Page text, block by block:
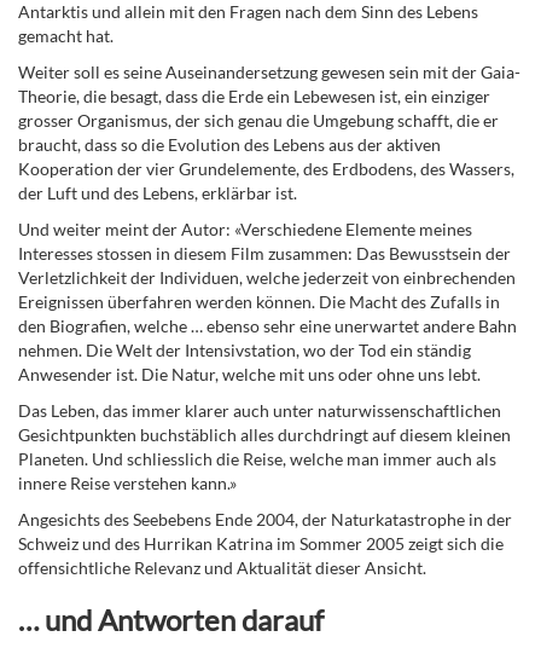
Antarktis und allein mit den Fragen nach dem Sinn des Lebens
gemacht hat.
Weiter soll es seine Auseinandersetzung gewesen sein mit der Gaia-
Theorie, die besagt, dass die Erde ein Lebewesen ist, ein einziger
grosser Organismus, der sich genau die Umgebung schafft, die er
braucht, dass so die Evolution des Lebens aus der aktiven
Kooperation der vier Grundelemente, des Erdbodens, des Wassers,
der Luft und des Lebens, erklärbar ist.
Und weiter meint der Autor: «Verschiedene Elemente meines
Interesses stossen in diesem Film zusammen: Das Bewusstsein der
Verletzlichkeit der Individuen, welche jederzeit von einbrechenden
Ereignissen überfahren werden können. Die Macht des Zufalls in
den Biografien, welche … ebenso sehr eine unerwartet andere Bahn
nehmen. Die Welt der Intensivstation, wo der Tod ein ständig
Anwesender ist. Die Natur, welche mit uns oder ohne uns lebt.
Das Leben, das immer klarer auch unter naturwissenschaftlichen
Gesichtpunkten buchstäblich alles durchdringt auf diesem kleinen
Planeten. Und schliesslich die Reise, welche man immer auch als
innere Reise verstehen kann.»
Angesichts des Seebebens Ende 2004, der Naturkatastrophe in der
Schweiz und des Hurrikan Katrina im Sommer 2005 zeigt sich die
offensichtliche Relevanz und Aktualität dieser Ansicht.
… und Antworten darauf